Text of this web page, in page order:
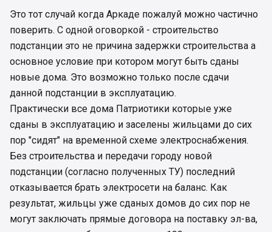
Это тот случай когда Аркаде пожалуй можно частично
поверить. С одной оговоркой - строительство
подстанции это не причина задержки строительства а
основное условие при котором могут быть сданы
новые дома. Это возможно только после сдачи
данной подстанции в эксплуатацию.
Практически все дома Патриотики которые уже
сданы в эксплуатацию и заселены жильцами до сих
пор "сидят" на временной схеме электроснабжения.
Без строительства и передачи городу новой
подстанции (согласно полученных ТУ) последний
отказывается брать электросети на баланс. Как
результат, жильцы уже сданых домов до сих пор не
могут заключать прямые договора на поставку эл-ва,